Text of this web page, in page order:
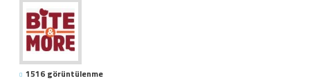
1516 görüntülenme